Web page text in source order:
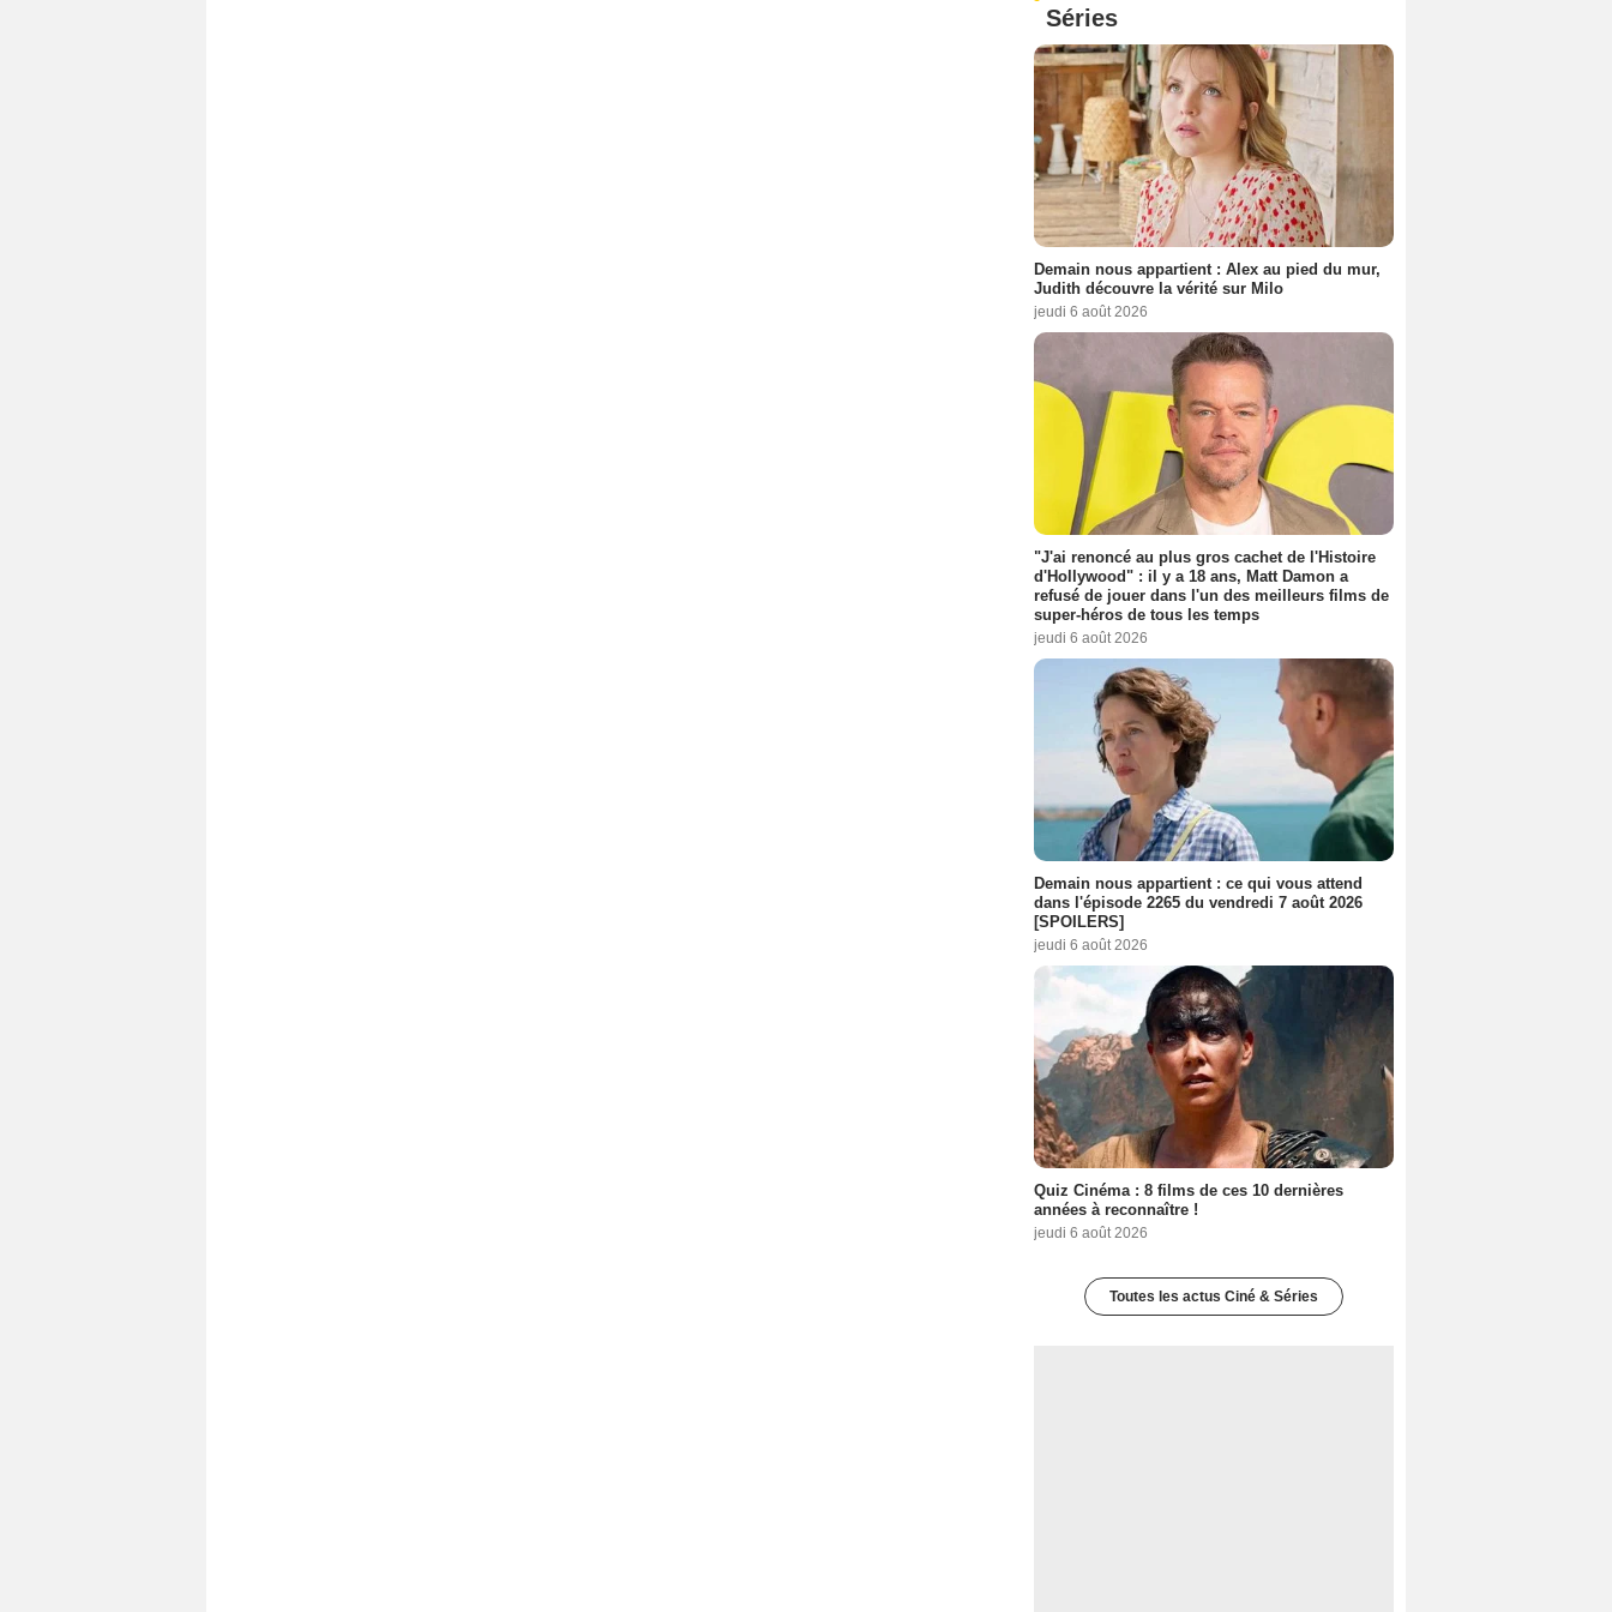
Séries
Demain nous appartient : Alex au pied du mur,
Judith découvre la vérité sur Milo
jeudi 6 août 2026
"J'ai renoncé au plus gros cachet de l'Histoire
d'Hollywood" : il y a 18 ans, Matt Damon a
refusé de jouer dans l'un des meilleurs films de
super-héros de tous les temps
jeudi 6 août 2026
Demain nous appartient : ce qui vous attend
dans l'épisode 2265 du vendredi 7 août 2026
[SPOILERS]
jeudi 6 août 2026
Quiz Cinéma : 8 films de ces 10 dernières
années à reconnaître !
jeudi 6 août 2026
Toutes les actus Ciné & Séries